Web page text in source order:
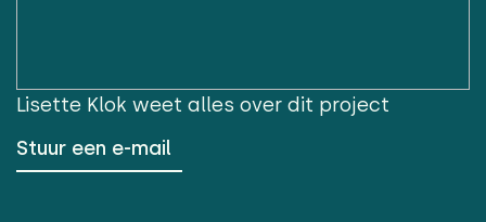
Lisette Klok weet alles over dit project
Stuur een e-mail